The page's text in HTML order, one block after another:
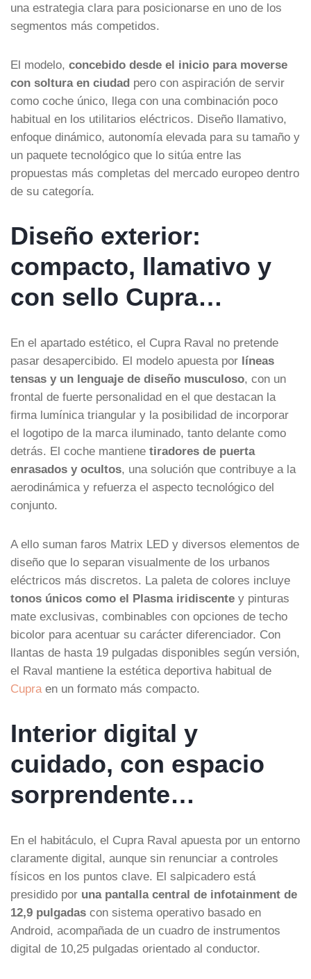
una estrategia clara para posicionarse en uno de los
segmentos más competidos.
El modelo, concebido desde el inicio para moverse
con soltura en ciudad pero con aspiración de servir
como coche único, llega con una combinación poco
habitual en los utilitarios eléctricos. Diseño llamativo,
enfoque dinámico, autonomía elevada para su tamaño y
un paquete tecnológico que lo sitúa entre las
propuestas más completas del mercado europeo dentro
de su categoría.
Diseño exterior:
compacto, llamativo y
con sello Cupra…
En el apartado estético, el Cupra Raval no pretende
pasar desapercibido. El modelo apuesta por líneas
tensas y un lenguaje de diseño musculoso, con un
frontal de fuerte personalidad en el que destacan la
firma lumínica triangular y la posibilidad de incorporar
el logotipo de la marca iluminado, tanto delante como
detrás. El coche mantiene tiradores de puerta
enrasados y ocultos, una solución que contribuye a la
aerodinámica y refuerza el aspecto tecnológico del
conjunto.
A ello suman faros Matrix LED y diversos elementos de
diseño que lo separan visualmente de los urbanos
eléctricos más discretos. La paleta de colores incluye
tonos únicos como el Plasma iridiscente y pinturas
mate exclusivas, combinables con opciones de techo
bicolor para acentuar su carácter diferenciador. Con
llantas de hasta 19 pulgadas disponibles según versión,
el Raval mantiene la estética deportiva habitual de
Cupra en un formato más compacto.
Interior digital y
cuidado, con espacio
sorprendente…
En el habitáculo, el Cupra Raval apuesta por un entorno
claramente digital, aunque sin renunciar a controles
físicos en los puntos clave. El salpicadero está
presidido por una pantalla central de infotainment de
12,9 pulgadas con sistema operativo basado en
Android, acompañada de un cuadro de instrumentos
digital de 10,25 pulgadas orientado al conductor.